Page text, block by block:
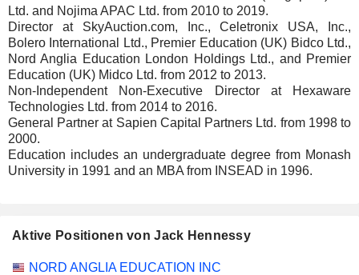
Ltd. and Nojima APAC Ltd. from 2010 to 2019.
Director at SkyAuction.com, Inc., Celetronix USA, Inc.,
Bolero International Ltd., Premier Education (UK) Bidco Ltd.,
Nord Anglia Education London Holdings Ltd., and Premier
Education (UK) Midco Ltd. from 2012 to 2013.
Non-Independent Non-Executive Director at Hexaware
Technologies Ltd. from 2014 to 2016.
General Partner at Sapien Capital Partners Ltd. from 1998 to
2000.
Education includes an undergraduate degree from Monash
University in 1991 and an MBA from INSEAD in 1996.
Aktive Positionen von Jack Hennessy
Unternehmen Position Beginn
NORD ANGLIA EDUCATION INC